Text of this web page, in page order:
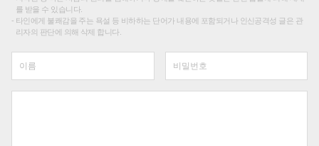
를 받을 수 있습니다.
타인에게 불쾌감을 주는 욕설 등 비하하는 단어가 내용에 포함되거나 인신공격성 글은 관
리자의 판단에 의해 삭제 합니다.